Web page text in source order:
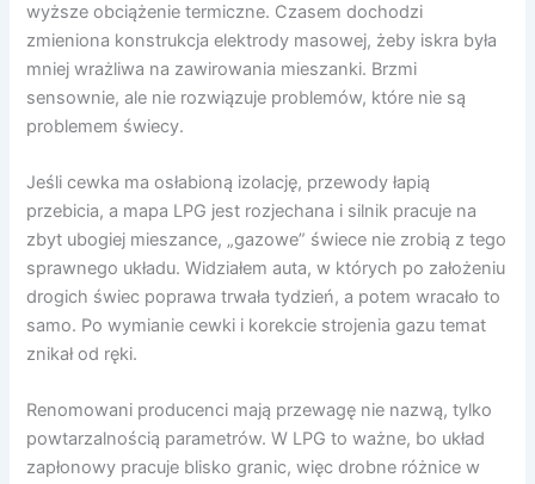
wyższe obciążenie termiczne. Czasem dochodzi
zmieniona konstrukcja elektrody masowej, żeby iskra była
mniej wrażliwa na zawirowania mieszanki. Brzmi
sensownie, ale nie rozwiązuje problemów, które nie są
problemem świecy.
Jeśli cewka ma osłabioną izolację, przewody łapią
przebicia, a mapa LPG jest rozjechana i silnik pracuje na
zbyt ubogiej mieszance, „gazowe” świece nie zrobią z tego
sprawnego układu. Widziałem auta, w których po założeniu
drogich świec poprawa trwała tydzień, a potem wracało to
samo. Po wymianie cewki i korekcie strojenia gazu temat
znikał od ręki.
Renomowani producenci mają przewagę nie nazwą, tylko
powtarzalnością parametrów. W LPG to ważne, bo układ
zapłonowy pracuje blisko granic, więc drobne różnice w